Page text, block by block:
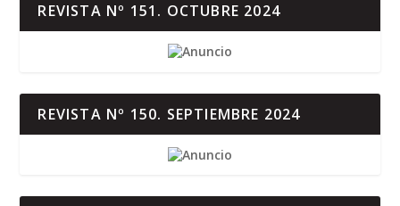
REVISTA Nº 151. OCTUBRE 2024
REVISTA Nº 150. SEPTIEMBRE 2024